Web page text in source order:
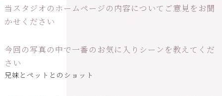
当スタジオのホームページの内容についてご意見をお聞
かせください
今回の写真の中で一番のお気に入りシーンを教えてくだ
さい
兄妹とペットとのショット